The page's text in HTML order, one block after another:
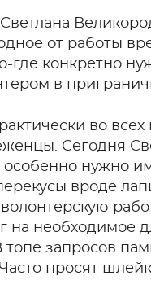
от работы
где конкретно
в
во всех
Сегодня
нужно
вроде
на необходимое
запросов
просят